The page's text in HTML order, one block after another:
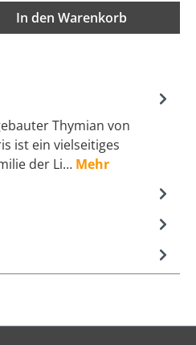
den gewünschten
In den Warenkorb
Thymian von
ist ein vielseitiges
der Li… Mehr